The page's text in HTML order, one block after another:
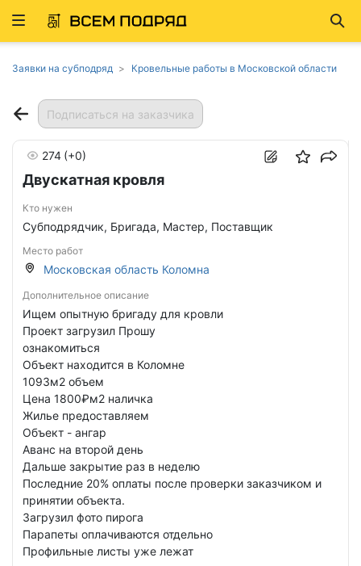
Развернуть
Заявки на субподряд Кровельные работы в Московской области
Подписаться на заказчика
Двускатная кровля
274 (+0)
Кто нужен
Субподрядчик, Бригада, Мастер, Поставщик
Место работ
Московская область Коломна
Дополнительное описание
Ищем опытную бригаду для кровли
Проект загрузил Прошу
ознакомиться
Объект находится в Коломне
1093м2 объем
Цена 1800₽м2 наличка
Жилье предоставляем
Объект - ангар
Аванс на второй день
Дальше закрытие раз в неделю
Последние 20% оплаты после проверки заказчиком и
принятии объекта.
Загрузил фото пирога
Парапеты оплачиваются отдельно
Профильные листы уже лежат